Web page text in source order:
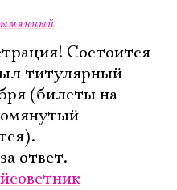
Состоится
титулярный
(билеты на
ответ.